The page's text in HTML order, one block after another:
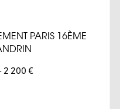
PARIS 16ÈME
2 200 €